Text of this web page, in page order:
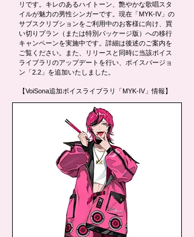
リです。キレのあるハイトーン、艶やかな歌唱スタ
イルが魅力の男性シンガーです。現在「MYK-IV」の
サブスクリプションをご利用中のお客様に向け、買
い切りプラン（または特別パッケージ版）への移行
キャンペーンを実施中です。詳細は後述のご案内を
ご覧ください。また、リリースと同時に当該ボイス
ライブラリのアップデートを行い、ボイスバージョ
ン「2.2」を追加いたしました。
【VoiSona追加ボイスライブラリ「MYK-IV」情報】